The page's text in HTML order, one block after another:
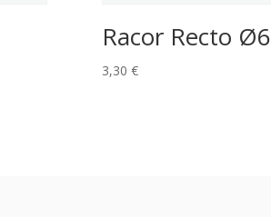
Racor Recto Ø6
3,30 €